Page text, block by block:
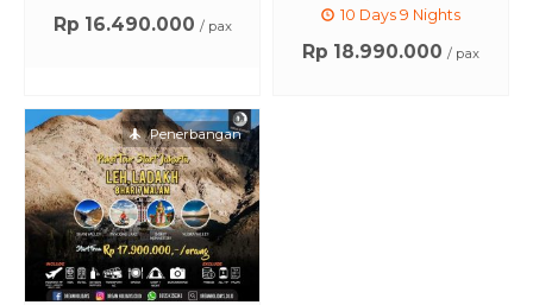
Rp 16.490.000 / pax
10 Days 9 Nights
Rp 18.990.000 / pax
Penerbangan